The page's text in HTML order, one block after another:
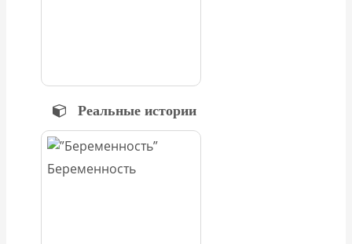
Реальные истории
Беременность